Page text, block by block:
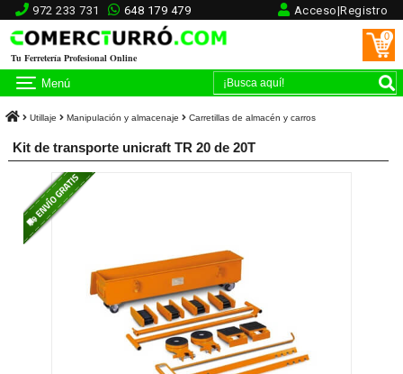
972 233 731 648 179 479 Acceso|Registro
Tu Ferretería Profesional Online
0
Menú
Utillaje Manipulación y almacenaje Carretillas de almacén y carros
Kit de transporte unicraft TR 20 de 20T